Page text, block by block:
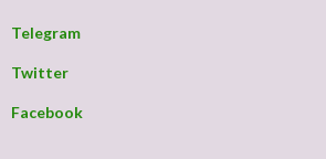
Telegram
Twitter
Facebook